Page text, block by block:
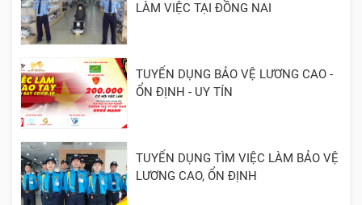
LÀM VIỆC TẠI ĐỒNG NAI
TUYỂN DỤNG BẢO VỆ LƯƠNG CAO -
ỔN ĐỊNH - UY TÍN
TUYỂN DỤNG TÌM VIỆC LÀM BẢO VỆ
LƯƠNG CAO, ỔN ĐỊNH